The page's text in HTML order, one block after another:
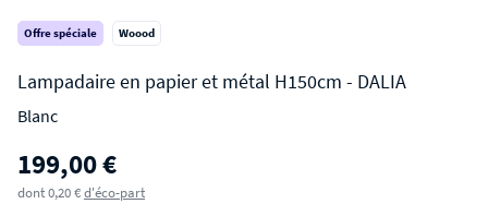
Offre spéciale Woood
DALIA
Lampadaire en papier et métal H150cm
Blanc
199,00 €
dont 0,20 €d'éco-part